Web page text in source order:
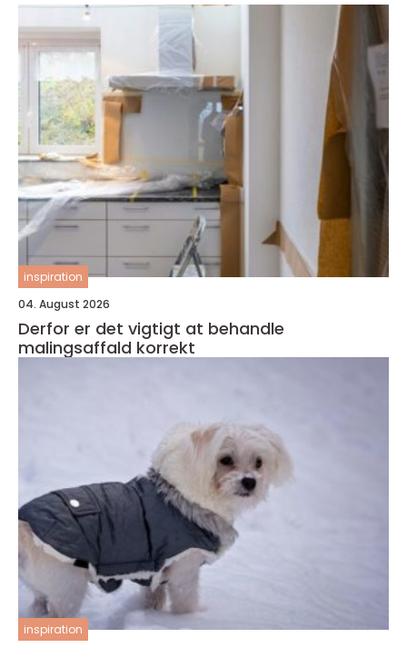
inspiration
04. August 2026
Derfor er det vigtigt at behandle
malingsaffald korrekt
inspiration